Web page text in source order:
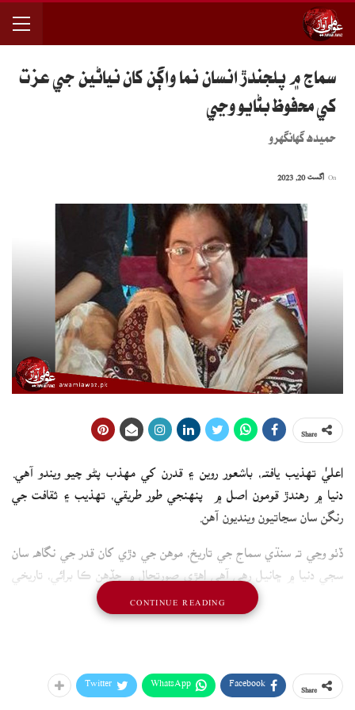
سماج ۾ پلجندڙ انسان نما واڳن کان نياڻين جي عزت
کي محفوظ بڻايو وڃي
حميده گهانگهرو
اگست 20, 2023
اعليٰ تهذيب يافته، باشعور روين ۽ قدرن کي مهذب پڻو چيو ويندو آهي.
دنيا ۾ رهندڙ قومون اصل ۾ پنهنجي طور طريقي، تهذيب ۽ ثقافت جي
رنگن سان سڃاتيون وينديون آهن.
ڏٺو وڃي ته سنڌي سماج جي تاريخ، موهن جي دڙي کان قدر جي نگاهه سان
سڄي دنيا ۾ ڇانيل رهي آهي اهڙي صورتحال ۾ جڏهن ڪا برائي، تاريخي
حيثيت کي داغدار ڪري ماڪڙ وانگر رشتن جي قدرن کي کائيندي وڃي ته
پوءِ اها قوم مهذب نه پر اهڙي سري کاڌل پستيءَ جو شڪار ٿئي ٿي جنهن
ڳڙڪائي وڃي ٿو. برائي برائي ليکي ويندي آهي.
Facebook
WhatsApp
Twitter